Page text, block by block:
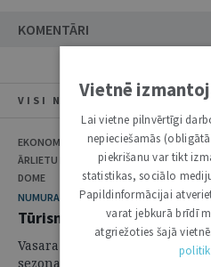
KOMENTĀRI
VISI NUMURA RAKSTI
EKONOMIKAS MINISTRIJA, LIEPĀJAS
ĀRLIETU MINISTRIJAS KONSULĀRAIS
DOME
NUMURA TĒMA
Tūrisma tiesības drošai un
Vasara Latvijā ir gan
sezona. Lielākā daļa no mums
Vietnē
Lai vietne pilnvērtīgi
nepieciešamās
piekrišanu var tikt
statistikas, sociālo
Papildinformācijai
varat jebkurā brīdī
atgriežoties šajā